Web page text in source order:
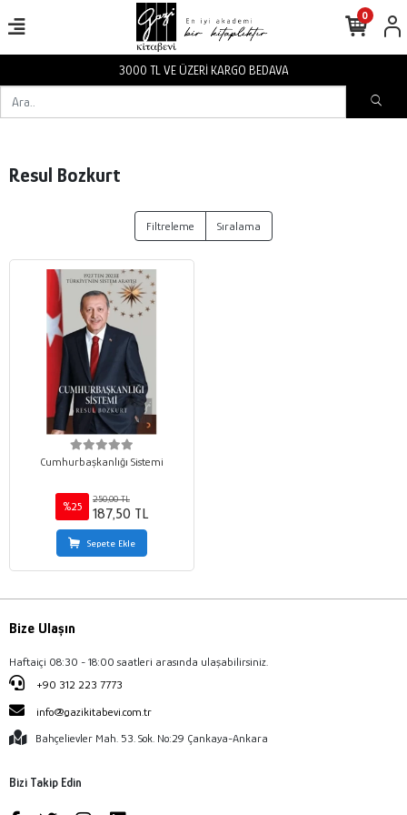
3000 TL VE ÜZERİ KARGO BEDAVA
0
Resul Bozkurt
Filtreleme Sıralama
Cumhurbaşkanlığı Sistemi
%25
250,00 TL
187,50 TL
Sepete Ekle
Bize Ulaşın
Haftaiçi 08:30 - 18:00 saatleri arasında ulaşabilirsiniz.
+90 312 223 7773
info@gazikitabevi.com.tr
Bahçelievler Mah. 53. Sok. No:29 Çankaya-Ankara
Bizi Takip Edin